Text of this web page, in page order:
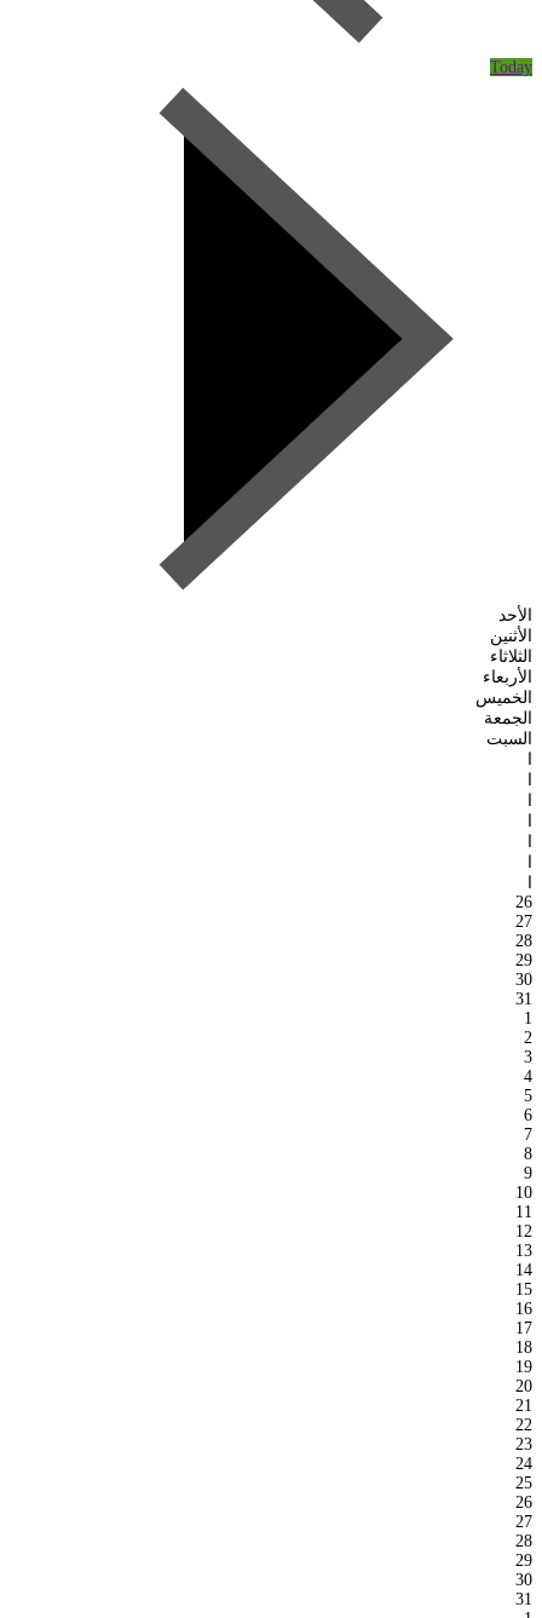
Today
الأحد
الأثنين
الثلاثاء
الأربعاء
الخميس
الجمعة
السبت
ا
ا
ا
ا
ا
ا
ا
26
27
28
29
30
31
1
2
3
4
5
6
7
8
9
10
11
12
13
14
15
16
17
18
19
20
21
22
23
24
25
26
27
28
29
30
31